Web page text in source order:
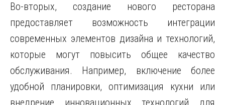
Во-вторых, создание нового ресторана
предоставляет возможность интеграции
современных элементов дизайна и технологий,
которые могут повысить общее качество
обслуживания. Например, включение более
удобной планировки, оптимизация кухни или
внедрение инновационных технологий для